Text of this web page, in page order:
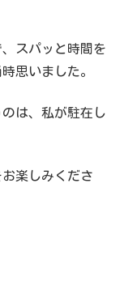
スパッと時間を
思いました。
は、私が駐在し
楽しみくださ